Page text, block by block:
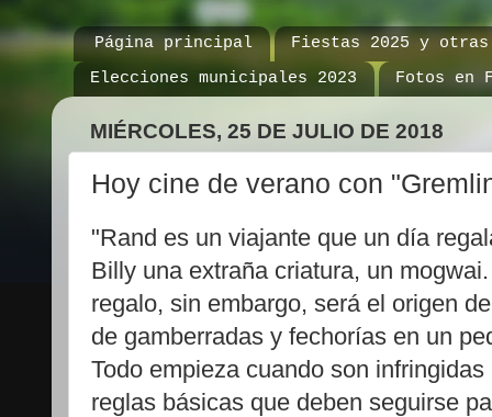
Página principal
Fiestas 2025 y otras
Elecciones municipales 2023
Fotos en
MIÉRCOLES, 25 DE JULIO DE 2018
Hoy cine de verano con
"Rand es un viajante que un día
Billy una extraña criatura, un
regalo, sin embargo, será el origen
de gamberradas y fechorías en un
Todo empieza cuando son infringidas
reglas básicas que deben seguirse